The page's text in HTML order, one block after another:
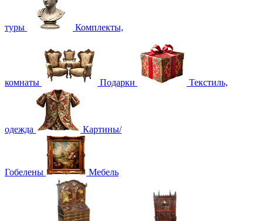
туры Комплекты,
комнаты Подарки Текстиль,
одежда Картины/
Гобелены Мебель